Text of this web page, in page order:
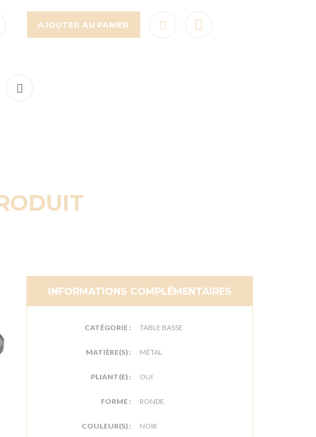
AJOUTER AU PANIER
INFORMATIONS COMPLÉMENTAIRES
CATÉGORIE : TABLE BASSE
MATIÈRE(S) : MÉTAL
PLIANT(E) : OUI
FORME : RONDE
COULEUR(S) : NOIR